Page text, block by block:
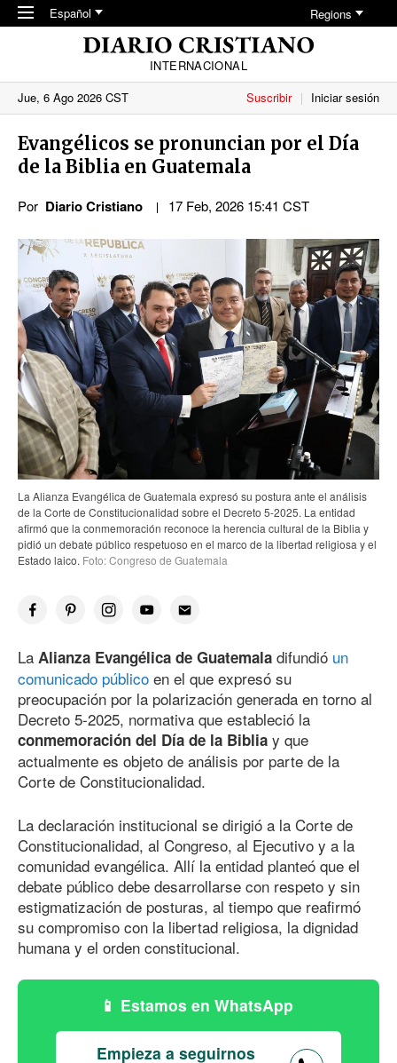
Skip to main content
Español Regions
INTERNACIONAL
Jue, 6 Ago 2026 CST
Suscribir Iniciar sesión
Evangélicos se pronuncian por el Día
de la Biblia en Guatemala
Por Diario Cristiano 17 Feb, 2026 15:41 CST
La Alianza Evangélica de Guatemala expresó su postura ante el análisis
de la Corte de Constitucionalidad sobre el Decreto 5-2025. La entidad
afirmó que la conmemoración reconoce la herencia cultural de la Biblia y
pidió un debate público respetuoso en el marco de la libertad religiosa y el
Estado laico. Foto: Congreso de Guatemala
La Alianza Evangélica de Guatemala difundió un
comunicado público en el que expresó su
preocupación por la polarización generada en torno al
Decreto 5-2025, normativa que estableció la
conmemoración del Día de la Biblia y que
actualmente es objeto de análisis por parte de la
Corte de Constitucionalidad.
La declaración institucional se dirigió a la Corte de
Constitucionalidad, al Congreso, al Ejecutivo y a la
comunidad evangélica. Allí la entidad planteó que el
debate público debe desarrollarse con respeto y sin
estigmatización de posturas, al tiempo que reafirmó
su compromiso con la libertad religiosa, la dignidad
humana y el orden constitucional.
Estamos en WhatsApp
Empieza a seguirnos